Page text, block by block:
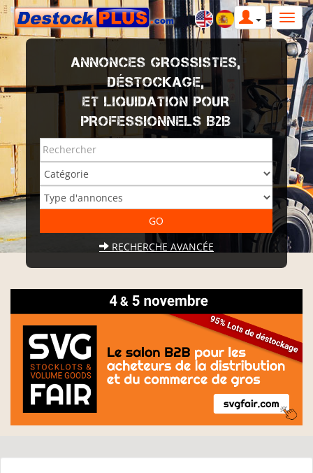
ANNONCES GROSSISTES,
DÉSTOCKAGE,
ET LIQUIDATION POUR
PROFESSIONNELS B2B
RECHERCHE AVANCÉE